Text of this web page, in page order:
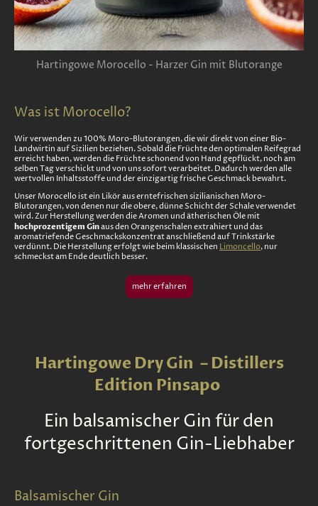
Hartingowe Morocello - Harzer Gin mit Blutorange
Was ist Morocello?
Wir verwenden zu 100% Moro-Blutorangen, die wir direkt von einer Bio-
Landwirtin auf Sizilien beziehen. Sobald die Früchte den optimalen Reifegrad
erreicht haben, werden die Früchte schonend von Hand gepflückt, noch am
selben Tag verschickt und von uns sofort verarbeitet. Dadurch werden alle
wertvollen Inhaltsstoffe und der einzigartig frische Geschmack bewahrt.
Unser Morocello ist ein Likör aus erntefrischen sizilianischen Moro-
Blutorangen, von denen nur die obere, dünne Schicht der Schale verwendet
wird. Zur Herstellung werden die Aromen und ätherischen Öle mit
hochprozentigem Ginaus den Orangenschalen extrahiert und das
aromatriefende Geschmackskonzentrat anschließend auf Trinkstärke
verdünnt. Die Herstellung erfolgt wie beim klassischen Limoncello, nur
schmeckst am Ende deutlich besser.
mehr erfahren
Hartingowe Dry Gin – Distillers
Edition Pinsapo
Ein balsamischer Gin für den
fortgeschrittenen Gin-Liebhaber
Balsamischer Gin